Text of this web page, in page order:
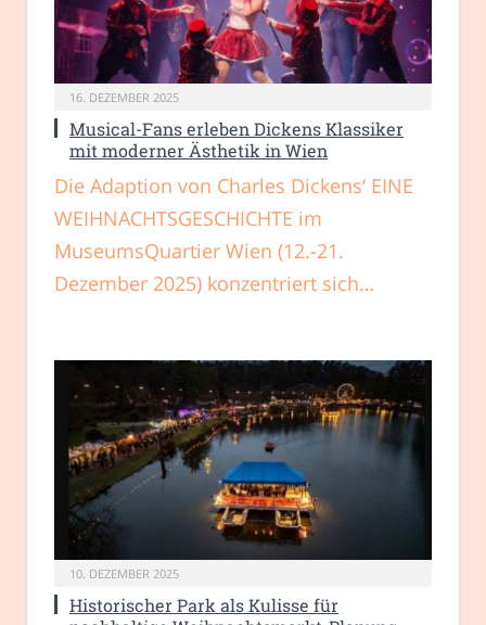
16. DEZEMBER 2025
Musical-Fans erleben Dickens Klassiker
mit moderner Ästhetik in Wien
Die Adaption von Charles Dickens‘ EINE
WEIHNACHTSGESCHICHTE im
MuseumsQuartier Wien (12.-21.
Dezember 2025) konzentriert sich…
10. DEZEMBER 2025
Historischer Park als Kulisse für